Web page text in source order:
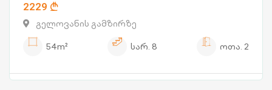
2229
გელოვანის გამზირზე
54m²
სარ. 8 ოთა. 2